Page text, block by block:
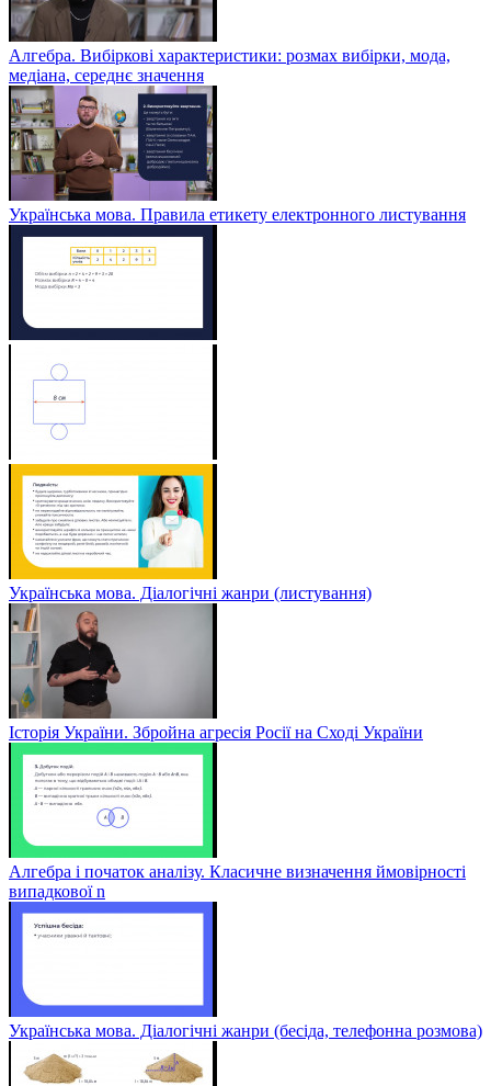
Алгебра. Вибіркові характеристики: розмах вибірки, мода,
медіана, середнє значення
Українська мова. Правила етикету електронного листування
Українська мова. Діалогічні жанри (листування)
Історія України. Збройна агресія Росії на Сході України
Алгебра і початок аналізу. Класичне визначення ймовірності
випадкової n
Українська мова. Діалогічні жанри (бесіда, телефонна розмова)